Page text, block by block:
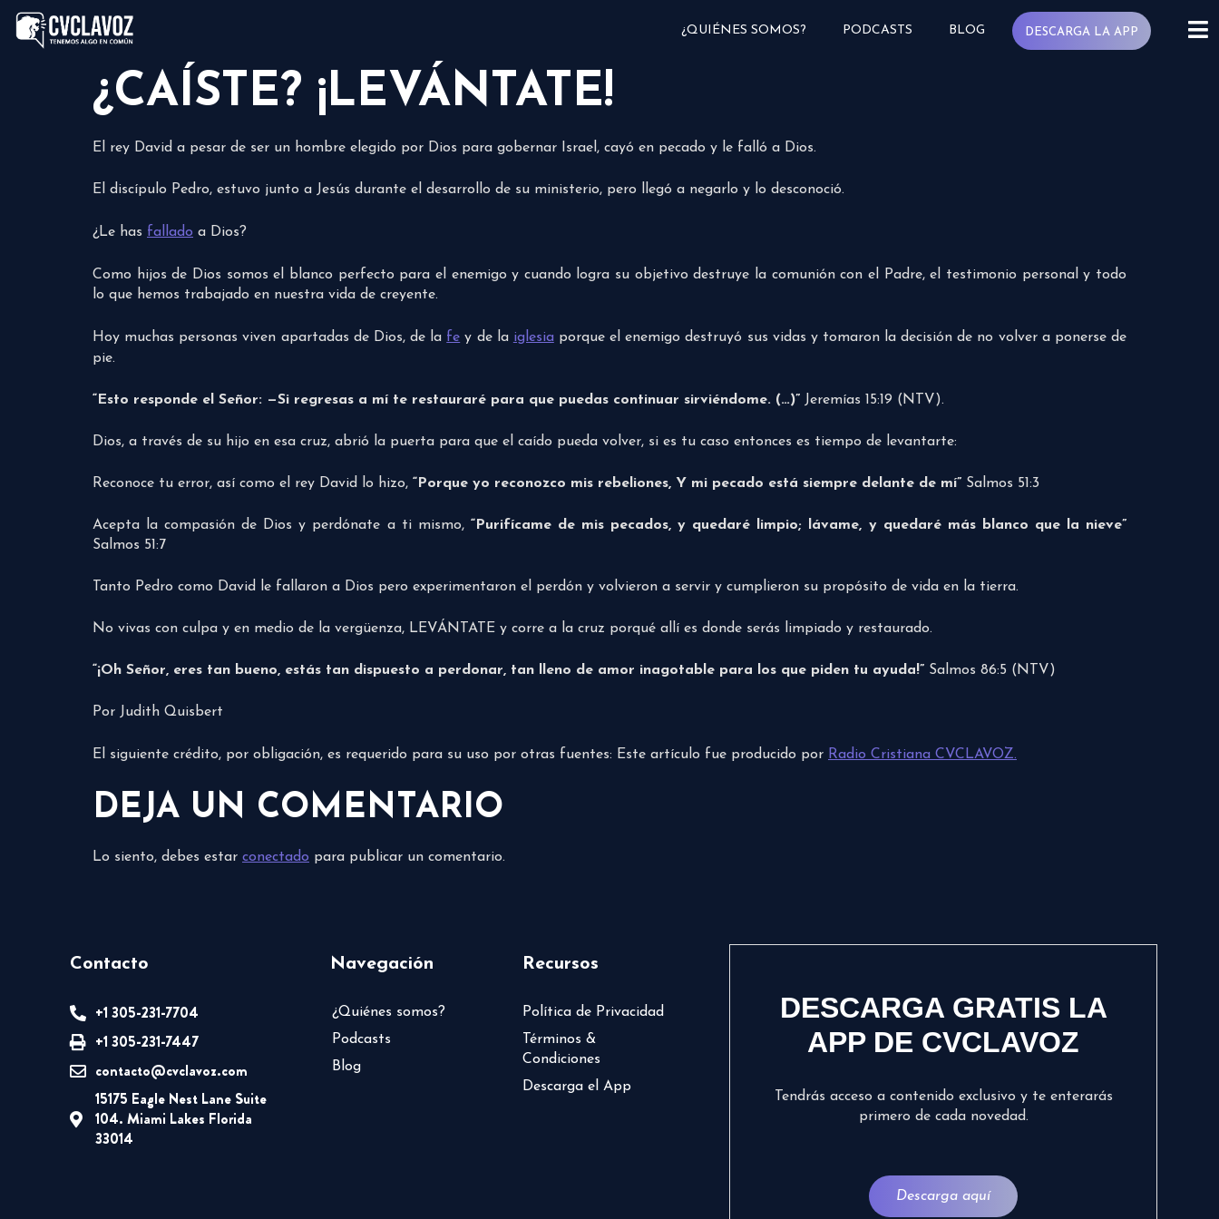
¿QUIÉNES SOMOS? PODCASTS BLOG DESCARGA LA APP
¿CAÍSTE? ¡LEVÁNTATE!
El rey David a pesar de ser un hombre elegido por Dios para gobernar Israel, cayó en pecado y le falló a Dios.
El discípulo Pedro, estuvo junto a Jesús durante el desarrollo de su ministerio, pero llegó a negarlo y lo desconoció.
¿Le has fallado a Dios?
Como hijos de Dios somos el blanco perfecto para el enemigo y cuando logra su objetivo destruye la comunión con el Padre, el testimonio personal y todo
lo que hemos trabajado en nuestra vida de creyente.
Hoy muchas personas viven apartadas de Dios, de la fe y de la iglesiaporque el enemigo destruyó sus vidas y tomaron la decisión de no volver a ponerse de
pie.
“Esto responde el Señor: —Si regresas a mí te restauraré para que puedas continuar sirviéndome. (…)” Jeremías 15:19 (NTV).
Dios, a través de su hijo en esa cruz, abrió la puerta para que el caído pueda volver, si es tu caso entonces es tiempo de levantarte:
Reconoce tu error, así como el rey David lo hizo, “Porque yo reconozco mis rebeliones, Y mi pecado está siempre delante de mí” Salmos 51:3
Acepta la compasión de Dios y perdónate a ti mismo, “Purifícame de mis pecados, y quedaré limpio; lávame, y quedaré más blanco que la nieve”
Salmos 51:7
Tanto Pedro como David le fallaron a Dios pero experimentaron el perdón y volvieron a servir y cumplieron su propósito de vida en la tierra.
No vivas con culpa y en medio de la vergüenza, LEVÁNTATE y corre a la cruz porqué allí es donde serás limpiado y restaurado.
“¡Oh Señor, eres tan bueno, estás tan dispuesto a perdonar, tan lleno de amor inagotable para los que piden tu ayuda!” Salmos 86:5 (NTV)
Por Judith Quisbert
El siguiente crédito, por obligación, es requerido para su uso por otras fuentes: Este artículo fue producido por Radio Cristiana CVCLAVOZ.
DEJA UN COMENTARIO
Lo siento, debes estar conectado para publicar un comentario.
Contacto
+1 305-231-7704
+1 305-231-7447
contacto@cvclavoz.com
15175 Eagle Nest Lane Suite
104. Miami Lakes Florida
33014
Navegación
¿Quiénes somos?
Podcasts
Blog
Recursos
Política de Privacidad
Términos &
Condiciones
Descarga el App
DESCARGA GRATIS LA
APP DE CVCLAVOZ
Tendrás acceso a contenido exclusivo y te enterarás
primero de cada novedad.
Descarga aquí